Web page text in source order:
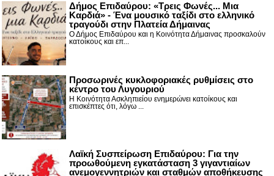
Δήμος Επιδαύρου: «Τρεις Φωνές... Μια
Καρδιά» - Ένα μουσικό ταξίδι στο ελληνικό
τραγούδι στην Πλατεία Δήμαινας
Ο Δήμος Επιδαύρου και η Κοινότητα Δήμαινας προσκαλούν
κατοίκους και επ...
Προσωρινές κυκλοφοριακές ρυθμίσεις στο
κέντρο του Λυγουριού
Η Κοινότητα Ασκληπιείου ενημερώνει κατοίκους και
επισκέπτες ότι, λόγω ...
Λαϊκή Συσπείρωση Επιδαύρου: Για την
προωθούμενη εγκατάσταση 3 γιγαντιαίων
ανεμογεννητριών και σταθμών αποθήκευσης